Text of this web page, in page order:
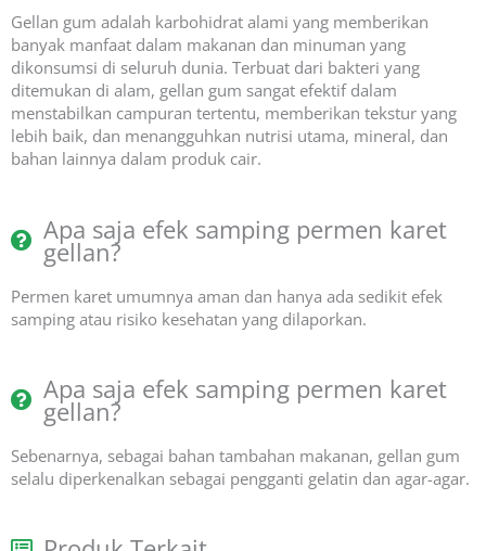
Gellan gum adalah karbohidrat alami yang memberikan
banyak manfaat dalam makanan dan minuman yang
dikonsumsi di seluruh dunia. Terbuat dari bakteri yang
ditemukan di alam, gellan gum sangat efektif dalam
menstabilkan campuran tertentu, memberikan tekstur yang
lebih baik, dan menangguhkan nutrisi utama, mineral, dan
bahan lainnya dalam produk cair.
Apa saja efek samping permen karet
gellan?
Permen karet umumnya aman dan hanya ada sedikit efek
samping atau risiko kesehatan yang dilaporkan.
Apa saja efek samping permen karet
gellan?
Sebenarnya, sebagai bahan tambahan makanan, gellan gum
selalu diperkenalkan sebagai pengganti gelatin dan agar-agar.